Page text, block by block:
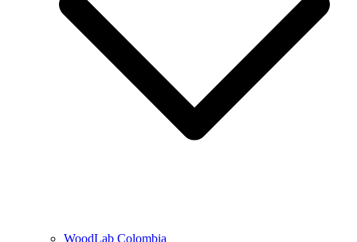
WoodLab Colombia